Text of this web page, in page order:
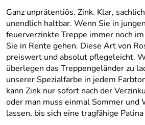
Ganz unprätentiös. Zink. Klar,
unendlich haltbar. Wenn Sie in
feuerverzinkte Treppe immer noch
Sie in Rente gehen. Diese Art von
preiswert und absolut pflegeleicht.
überlegen das Treppengeländer zu
unserer Spezialfarbe in jedem
kann Zink nur sofort nach der
oder man muss einmal Sommer und
lassen, bis sich eine tragfähige